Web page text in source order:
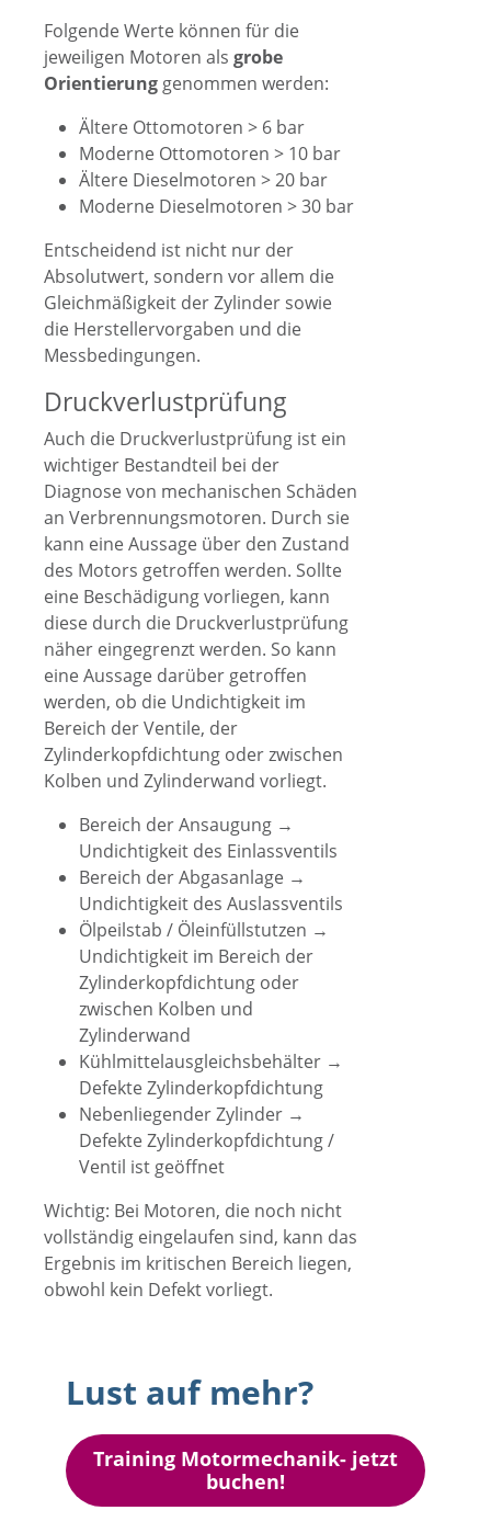
Folgende Werte können für die
jeweiligen Motoren als grobe
Orientierung genommen werden:
Ältere Ottomotoren > 6 bar
Moderne Ottomotoren > 10 bar
Ältere Dieselmotoren > 20 bar
Moderne Dieselmotoren > 30 bar
Entscheidend ist nicht nur der
Absolutwert, sondern vor allem die
Gleichmäßigkeit der Zylinder sowie
die Herstellervorgaben und die
Messbedingungen.
Druckverlustprüfung
Auch die Druckverlustprüfung ist ein
wichtiger Bestandteil bei der
Diagnose von mechanischen Schäden
an Verbrennungsmotoren. Durch sie
kann eine Aussage über den Zustand
des Motors getroffen werden. Sollte
eine Beschädigung vorliegen, kann
diese durch die Druckverlustprüfung
näher eingegrenzt werden. So kann
eine Aussage darüber getroffen
werden, ob die Undichtigkeit im
Bereich der Ventile, der
Zylinderkopfdichtung oder zwischen
Kolben und Zylinderwand vorliegt.
Bereich der Ansaugung →
Undichtigkeit des Einlassventils
Bereich der Abgasanlage →
Undichtigkeit des Auslassventils
Ölpeilstab / Öleinfüllstutzen →
Undichtigkeit im Bereich der
Zylinderkopfdichtung oder
zwischen Kolben und
Zylinderwand
Kühlmittelausgleichsbehälter →
Defekte Zylinderkopfdichtung
Nebenliegender Zylinder →
Defekte Zylinderkopfdichtung /
Ventil ist geöffnet
Wichtig: Bei Motoren, die noch nicht
vollständig eingelaufen sind, kann das
Ergebnis im kritischen Bereich liegen,
obwohl kein Defekt vorliegt.
Lust auf mehr?
Training Motormechanik- jetzt
buchen!